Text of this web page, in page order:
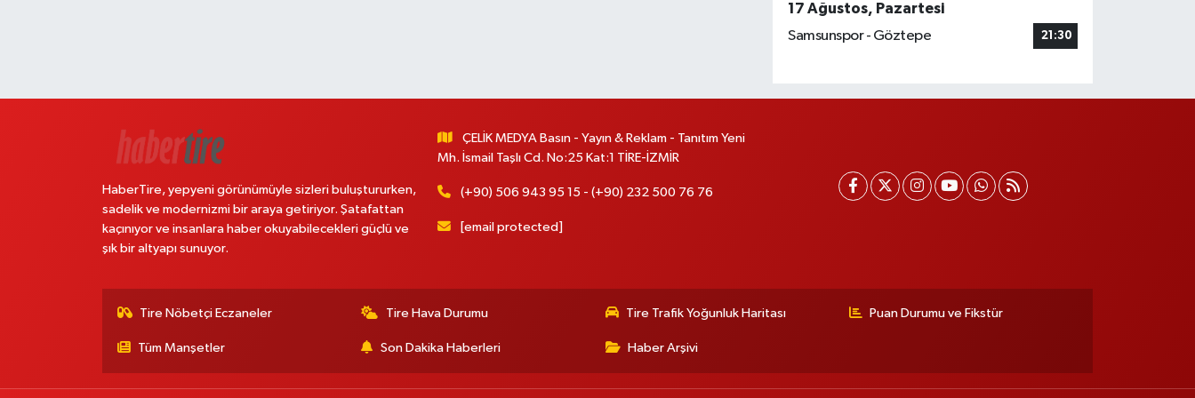
17 Ağustos, Pazartesi
Samsunspor - Göztepe
21:30
HaberTire, yepyeni görünümüyle sizleri buluştururken,
sadelik ve modernizmi bir araya getiriyor. Şatafattan
kaçınıyor ve insanlara haber okuyabilecekleri güçlü ve
şık bir altyapı sunuyor.
ÇELİK MEDYA Basın - Yayın & Reklam - Tanıtım Yeni
Mh. İsmail Taşlı Cd. No:25 Kat:1 TİRE-İZMİR
(+90) 506 943 95 15 - (+90) 232 500 76 76
[email protected]
Tire Nöbetçi Eczaneler Tire Hava Durumu Tire Trafik Yoğunluk Haritası Puan Durumu ve Fikstür
Tüm Manşetler Son Dakika Haberleri Haber Arşivi